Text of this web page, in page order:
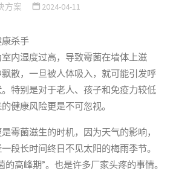
方案 2024-04-11
杀手
内湿度过高，导致霉菌在墙体上滋
散，一旦被人体吸入，就可能引发呼
特别是对于老人、孩子和免疫力较低
健康风险更是不可忽视。
霉菌滋生的时机，因为天气的影响，
段长时间终日不见太阳的梅雨季节。
的高峰期”。也是许多厂家头疼的事情。